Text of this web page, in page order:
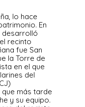
lo hace
En
desarrolló
recinto
fue San
la Torre de
en el que
del
más tarde
y su equipo.